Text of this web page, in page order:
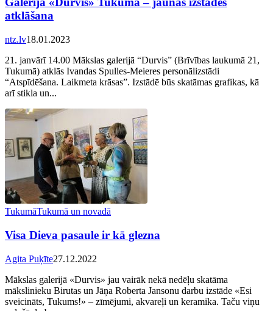
atklāšana
ntz.lv18.01.2023
21. janvārī 14.00 Mākslas galerijā “Durvis” (Brīvības laukumā 21,
Tukumā) atklās Ivandas Spulles-Meieres personālizstādi
“Atspīdēšana. Laikmeta krāsas”. Izstādē būs skatāmas grafikas, kā
arī stikla un...
TukumāTukumā un novadā
Visa Dieva pasaule ir kā glezna
Agita Puķīte27.12.2022
Mākslas galerijā «Durvis» jau vairāk nekā nedēļu skatāma
mākslinieku Birutas un Jāņa Roberta Jansonu darbu izstāde «Esi
sveicināts, Tukums!» – zīmējumi, akvareļi un keramika. Taču viņu